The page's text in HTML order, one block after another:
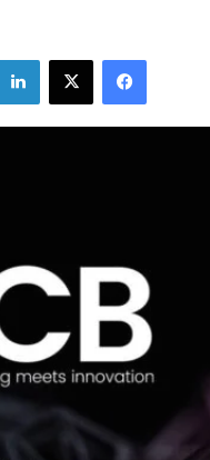
فيسبوك ‫X